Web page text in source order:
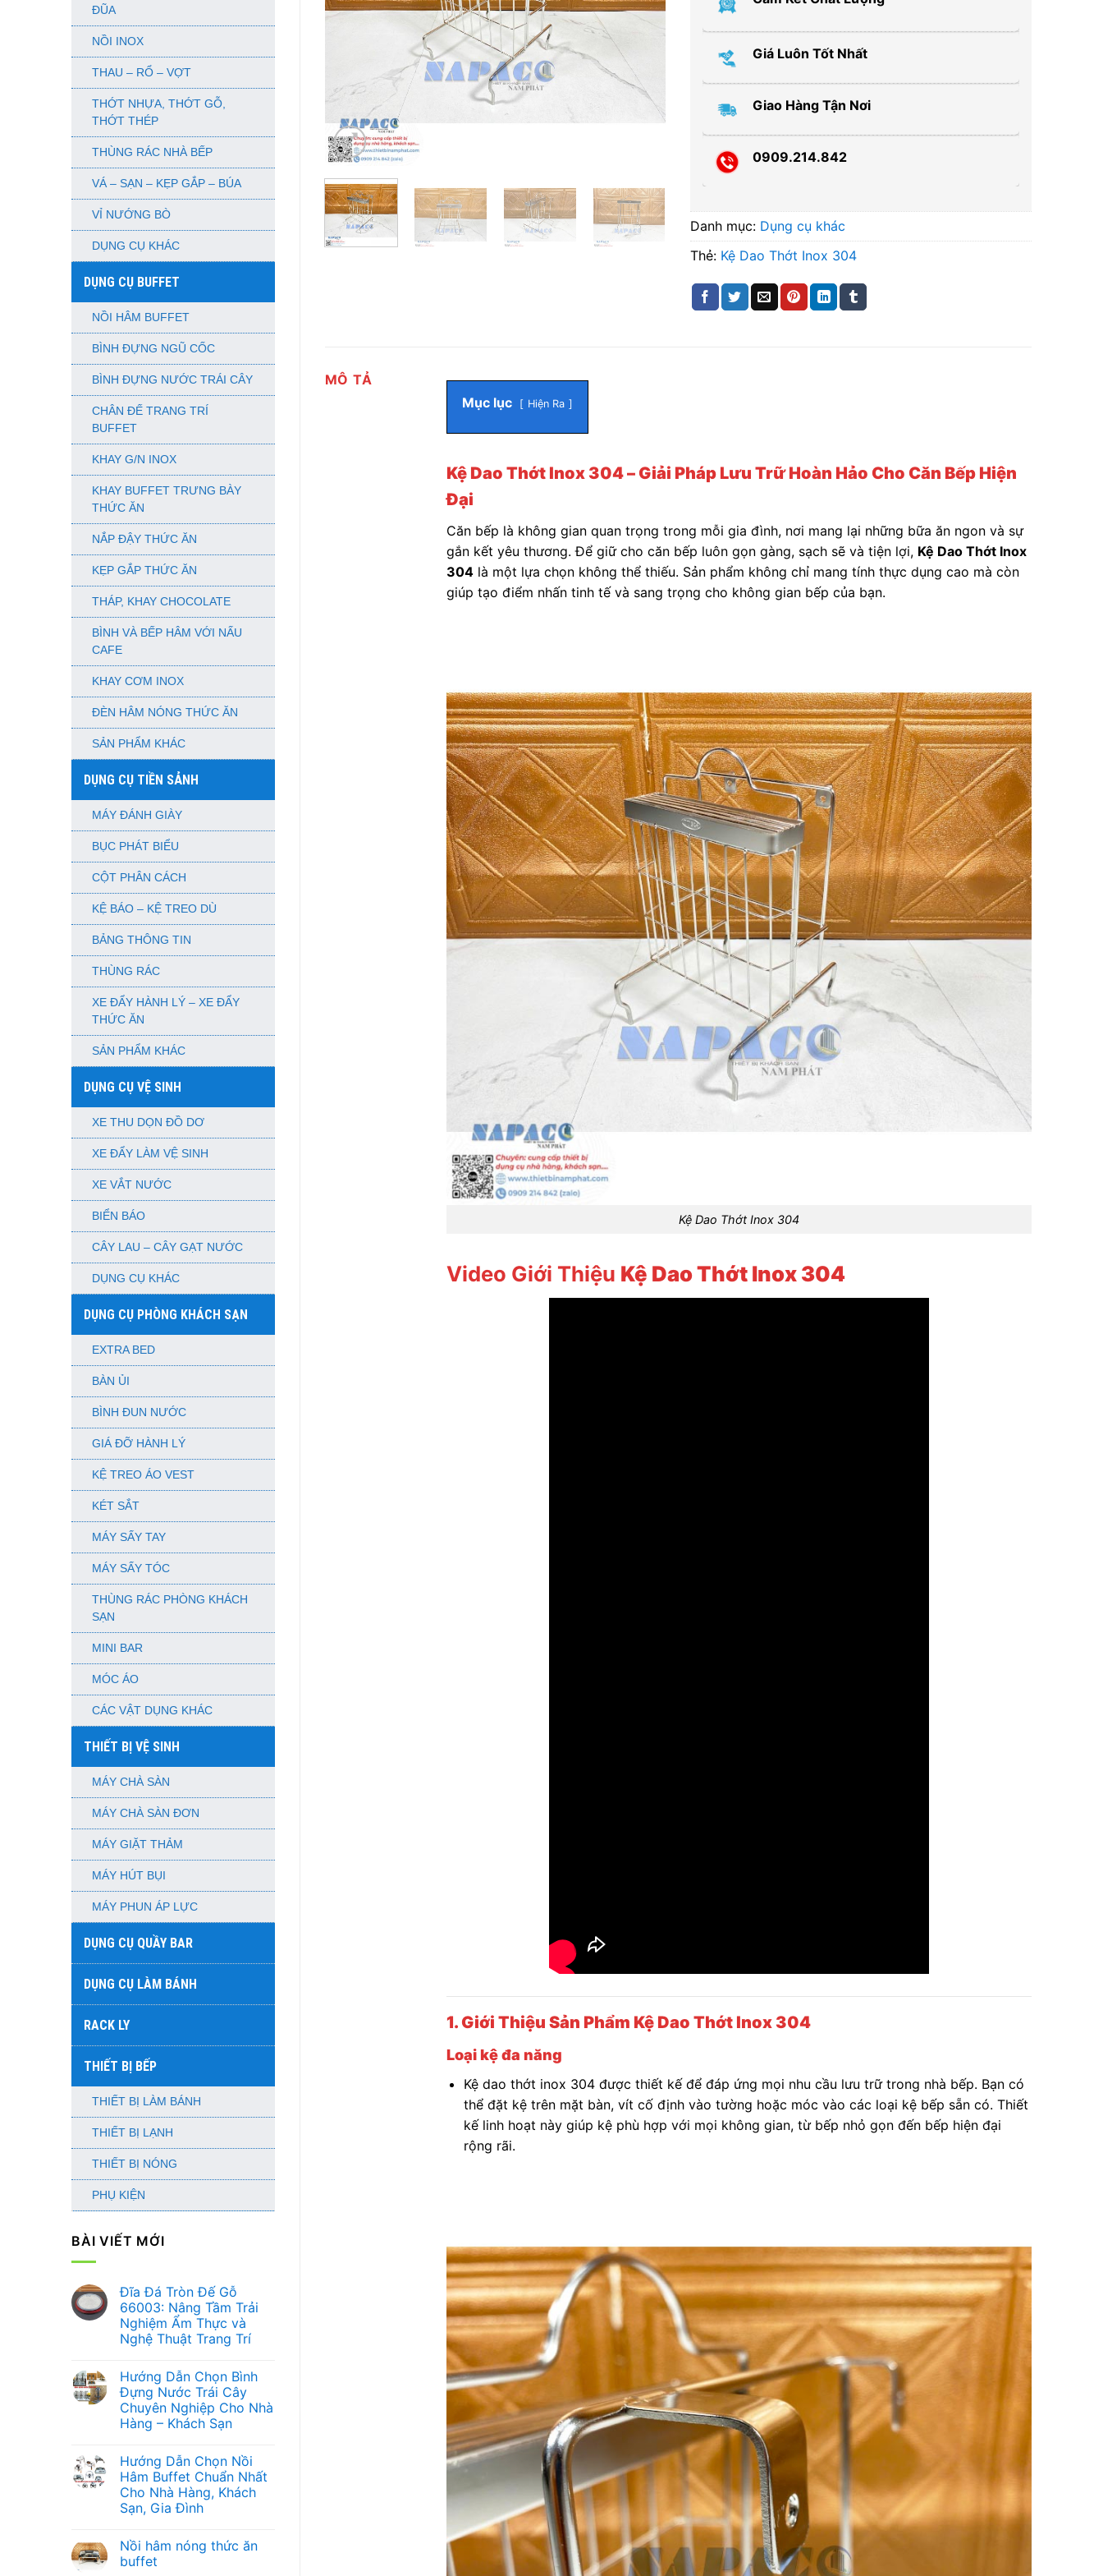
ĐŨA
NỒI INOX
THAU – RỔ – VỢT
THỚT NHỰA, THỚT GỖ,
THỚT THÉP
THÙNG RÁC NHÀ BẾP
VÁ – SẠN – KẸP GẮP – BÚA
VỈ NƯỚNG BÒ
DỤNG CỤ KHÁC
DỤNG CỤ BUFFET
NỒI HÂM BUFFET
BÌNH ĐỰNG NGŨ CỐC
BÌNH ĐỰNG NƯỚC TRÁI CÂY
CHÂN ĐẾ TRANG TRÍ
BUFFET
KHAY G/N INOX
KHAY BUFFET TRƯNG BÀY
THỨC ĂN
NẮP ĐẬY THỨC ĂN
KẸP GẮP THỨC ĂN
THÁP, KHAY CHOCOLATE
BÌNH VÀ BẾP HÂM VỚI NẤU
CAFE
KHAY CƠM INOX
ĐÈN HÂM NÓNG THỨC ĂN
SẢN PHẨM KHÁC
DỤNG CỤ TIỀN SẢNH
MÁY ĐÁNH GIÀY
BỤC PHÁT BIỂU
CỘT PHÂN CÁCH
KỆ BÁO – KỆ TREO DÙ
BẢNG THÔNG TIN
THÙNG RÁC
XE ĐẨY HÀNH LÝ – XE ĐẨY
THỨC ĂN
SẢN PHẨM KHÁC
DỤNG CỤ VỆ SINH
XE THU DỌN ĐỒ DƠ
XE ĐẨY LÀM VỆ SINH
XE VẮT NƯỚC
BIỂN BÁO
CÂY LAU – CÂY GẠT NƯỚC
DỤNG CỤ KHÁC
DỤNG CỤ PHÒNG KHÁCH SẠN
EXTRA BED
BÀN ỦI
BÌNH ĐUN NƯỚC
GIÁ ĐỠ HÀNH LÝ
KỆ TREO ÁO VEST
KÉT SẮT
MÁY SẤY TAY
MÁY SẤY TÓC
THÙNG RÁC PHÒNG KHÁCH
SẠN
MINI BAR
MÓC ÁO
CÁC VẬT DỤNG KHÁC
THIẾT BỊ VỆ SINH
MÁY CHÀ SÀN
MÁY CHÀ SÀN ĐƠN
MÁY GIẶT THẢM
MÁY HÚT BỤI
MÁY PHUN ÁP LỰC
DỤNG CỤ QUẦY BAR
DỤNG CỤ LÀM BÁNH
RACK LY
THIẾT BỊ BẾP
THIẾT BỊ LÀM BÁNH
THIẾT BỊ LẠNH
THIẾT BỊ NÓNG
PHỤ KIỆN
BÀI VIẾT MỚI
Đĩa Đá Tròn Đế Gỗ
66003: Nâng Tầm Trải
Nghiệm Ẩm Thực và
Nghệ Thuật Trang Trí
bình
luận
ở
Đĩa
Đá
Tròn
66003:
Nâng
Tầm
Trải
Nghiệm
Ẩm
Nghệ
Thuật
Trang
Hướng Dẫn Chọn Bình
Đựng Nước Trái Cây
Chuyên Nghiệp Cho Nhà
Hàng – Khách Sạn
bình
luận
ở
Hướng
Dẫn
Chọn
Nước
Trái
Cây
Hướng Dẫn Chọn Nồi
Hâm Buffet Chuẩn Nhất
Cho Nhà Hàng, Khách
Sạn, Gia Đình
bình
luận
ở
Nồi hâm nóng thức ăn
buffet
Giá Luôn Tốt Nhất
Giao Hàng Tận Nơi
0909.214.842
Danh mục: Dụng cụ khác
Thẻ: Kệ Dao Thớt Inox 304
MÔ TẢ
Mục lục
Hiện Ra
Kệ Dao Thớt Inox 304 – Giải Pháp Lưu Trữ Hoàn Hảo Cho Căn Bếp Hiện
Đại
Căn bếp là không gian quan trọng trong mỗi gia đình, nơi mang lại những bữa ăn ngon và sự
gắn kết yêu thương. Để giữ cho căn bếp luôn gọn gàng, sạch sẽ và tiện lợi, Kệ Dao Thớt Inox
304 là một lựa chọn không thể thiếu. Sản phẩm không chỉ mang tính thực dụng cao mà còn
giúp tạo điểm nhấn tinh tế và sang trọng cho không gian bếp của bạn.
Kệ Dao Thớt Inox 304
Video Giới Thiệu Kệ Dao Thớt Inox 304
1. Giới Thiệu Sản Phẩm Kệ Dao Thớt Inox 304
Loại kệ đa năng
Kệ dao thớt inox 304 được thiết kế để đáp ứng mọi nhu cầu lưu trữ trong nhà bếp. Bạn có
thể đặt kệ trên mặt bàn, vít cố định vào tường hoặc móc vào các loại kệ bếp sẵn có. Thiết
kế linh hoạt này giúp kệ phù hợp với mọi không gian, từ bếp nhỏ gọn đến bếp hiện đại
rộng rãi.